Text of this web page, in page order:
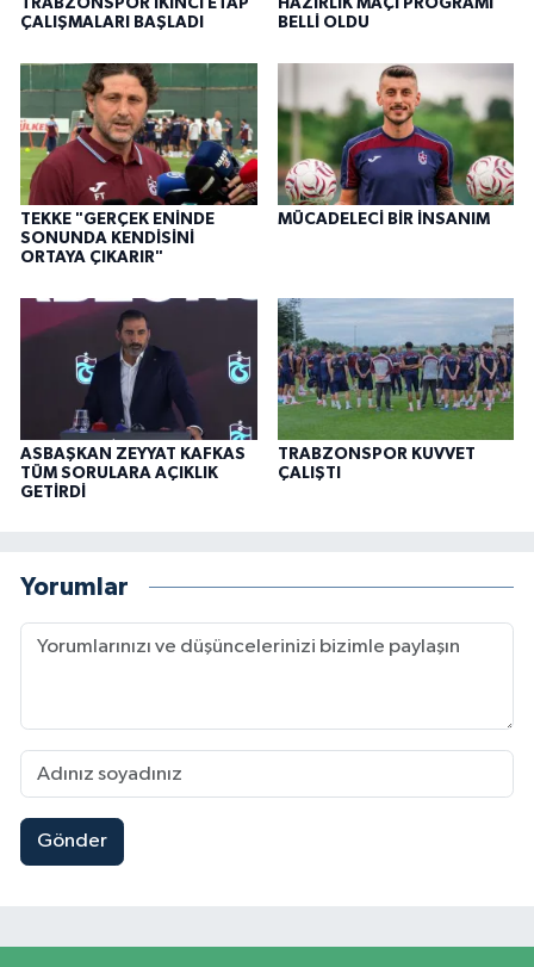
TRABZONSPOR İKİNCİ ETAP
ÇALIŞMALARI BAŞLADI
HAZIRLIK MAÇI PROGRAMI
BELLİ OLDU
TEKKE "GERÇEK ENİNDE
SONUNDA KENDİSİNİ
ORTAYA ÇIKARIR"
MÜCADELECİ BİR İNSANIM
ASBAŞKAN ZEYYAT KAFKAS
TÜM SORULARA AÇIKLIK
GETİRDİ
TRABZONSPOR KUVVET
ÇALIŞTI
Yorumlar
Gönder